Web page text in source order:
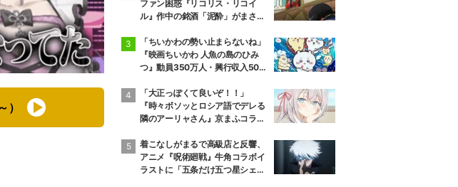
ファン困惑『リコリス・リコイ
ル』作中の銘酒「泥酔」がまさか
「ちいかわの勢い止まらないね」
『映画ちいかわ 人魚の島のひみ
つ』動員350万人・興行収入50億
「大正っぽくて良いぞ！！」
『時々ボソッとロシア語でデレる
隣のアーリャさん』京まふコラボ
着こなしがまるで高級店と反響、
アニメ『呪術廻戦』牛角コラボイ
ラストに「五条だけ五つ星シェ